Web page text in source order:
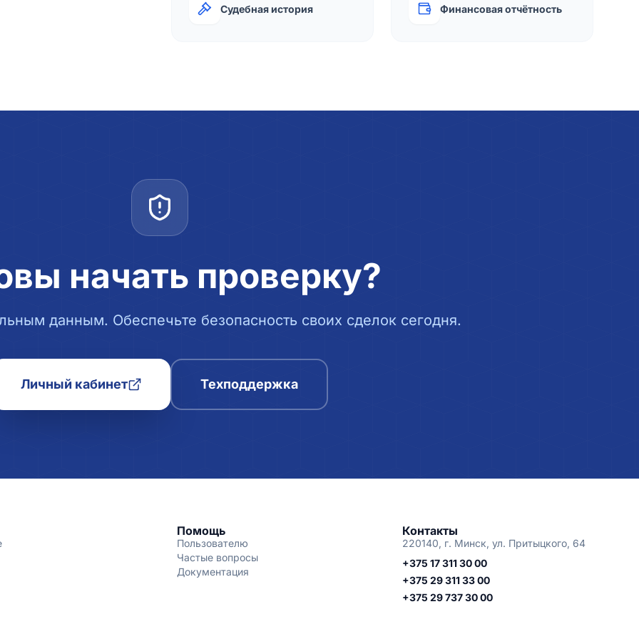
Судебная история Финансовая отчётность
начать проверку?
данным. Обеспечьте безопасность своих сделок сегодня.
Личный кабинет Техподдержка
Помощь
Пользователю
Частые вопросы
Документация
Контакты
220140, г. Минск, ул. Притыцкого, 64
+375 17 311 30 00
+375 29 311 33 00
+375 29 737 30 00